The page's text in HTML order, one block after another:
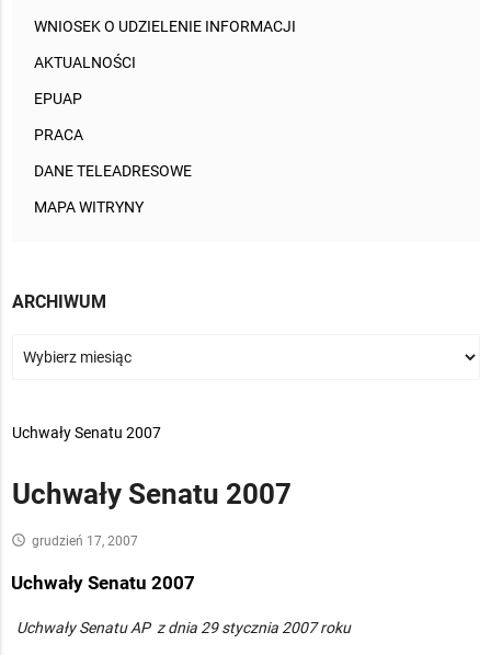
WNIOSEK O UDZIELENIE INFORMACJI
AKTUALNOŚCI
EPUAP
PRACA
DANE TELEADRESOWE
MAPA WITRYNY
ARCHIWUM
Uchwały Senatu 2007
Uchwały Senatu 2007
access_time grudzień 17, 2007
Uchwały Senatu 2007
Uchwały Senatu AP z dnia 29 stycznia 2007 roku